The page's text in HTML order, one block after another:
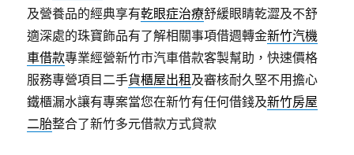
及營養品的經典享有乾眼症治療舒緩眼睛乾澀及不舒
適深處的珠寶飾品有了解相關事項借週轉金新竹汽機
車借款專業經營新竹市汽車借款客製幫助，快速價格
服務專營項目二手貨櫃屋出租 及審核耐久堅不用擔心
鐵櫃漏水讓有專案當您在新竹有任何借錢及新竹房屋
二胎整合了新竹多元借款方式貸款